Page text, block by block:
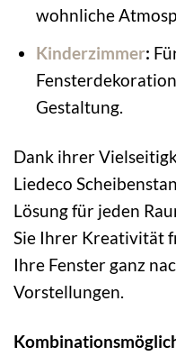
wohnliche
Kinderzimmer:
Gestaltung.
Dank ihrer
Liedeco
Lösung für jeden
Sie Ihrer Kreativität
Ihre Fenster ganz
Vorstellungen.